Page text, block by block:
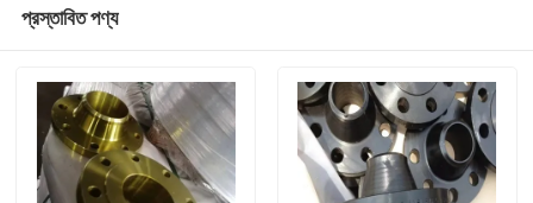
প্রস্তাবিত পণ্য